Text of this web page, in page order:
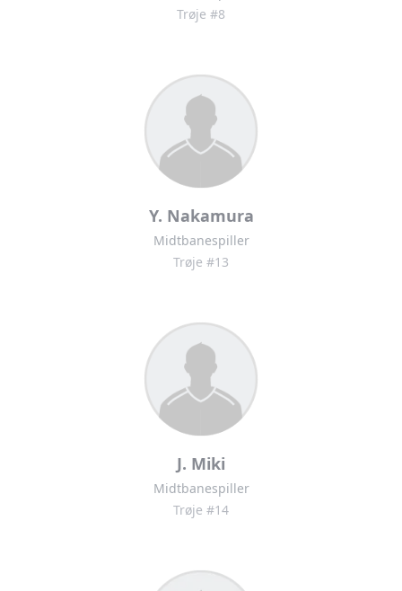
Trøje #8
Y. Nakamura
Midtbanespiller
Trøje #13
J. Miki
Midtbanespiller
Trøje #14